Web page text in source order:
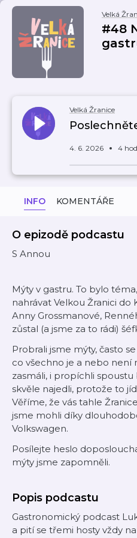
Velká
#48
Velká Žranice
4. 6. 2026 4
INFO KOMENTÁŘE
O epizodě podcastu
S Annou
Mýty v gastru. To bylo
nahrávat Velkou Žranici do
Anny Grossmanové,
zůstal (a jsme za to rádi)
Probrali jsme mýty, často
co všechno je a nebo není
zasmáli, i propíchli spoustu
skvěle najedli, protože to
Věříme, že vás tahle
jsme mohli díky
Volkswagen.
Posílejte heslo
mýty jsme zapomněli.
Popis podcastu
Gastronomický podcast
a pití se třemi hosty vždy